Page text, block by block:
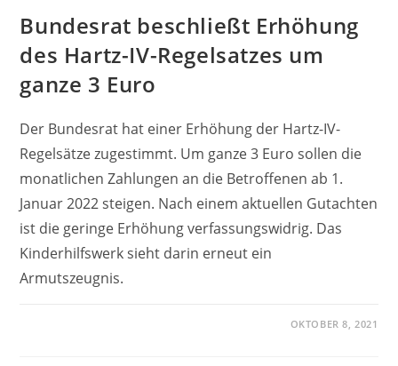
Bundesrat beschließt Erhöhung
des Hartz-IV-Regelsatzes um
ganze 3 Euro
Der Bundesrat hat einer Erhöhung der Hartz-IV-
Regelsätze zugestimmt. Um ganze 3 Euro sollen die
monatlichen Zahlungen an die Betroffenen ab 1.
Januar 2022 steigen. Nach einem aktuellen Gutachten
ist die geringe Erhöhung verfassungswidrig. Das
Kinderhilfswerk sieht darin erneut ein
Armutszeugnis.
OKTOBER 8, 2021